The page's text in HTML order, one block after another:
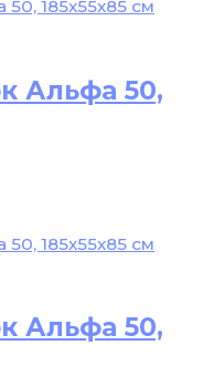
Альфа 50,
Альфа 50,